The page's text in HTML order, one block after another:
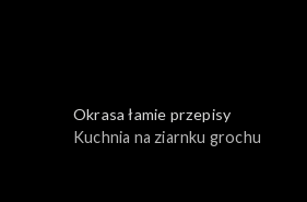
Okrasa łamie przepisy
Kuchnia na ziarnku grochu